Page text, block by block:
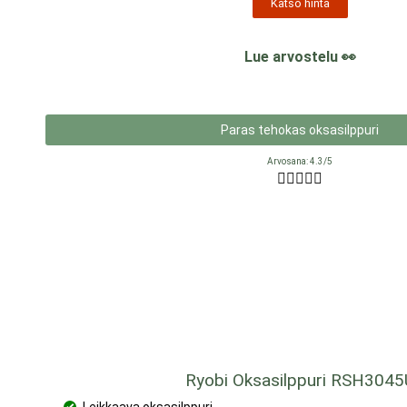
Katso hinta
Lue arvostelu 👀
Paras tehokas oksasilppuri
Arvosana: 4.3/5
    
Ryobi Oksasilppuri